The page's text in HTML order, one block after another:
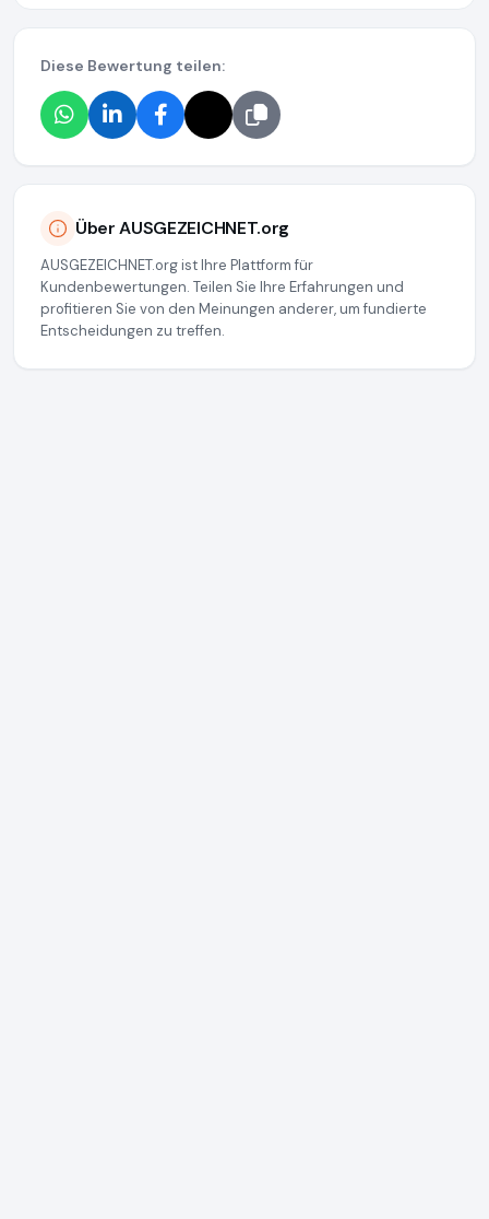
Diese Bewertung teilen:
Über AUSGEZEICHNET.org
AUSGEZEICHNET.org ist Ihre Plattform für
Kundenbewertungen. Teilen Sie Ihre Erfahrungen und
profitieren Sie von den Meinungen anderer, um fundierte
Entscheidungen zu treffen.